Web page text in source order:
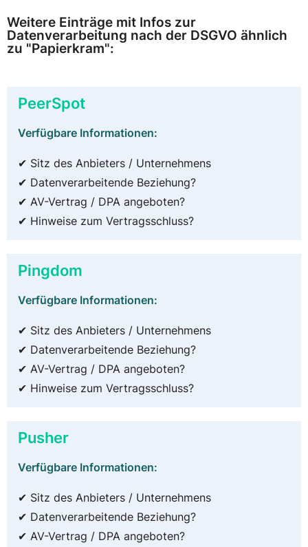
Weitere Einträge mit Infos zur
Datenverarbeitung nach der DSGVO ähnlich
zu "Papierkram":
PeerSpot
Verfügbare Informationen:
✔ Sitz des Anbieters / Unternehmens
✔ Datenverarbeitende Beziehung?
✔ AV-Vertrag / DPA angeboten?
✔ Hinweise zum Vertragsschluss?
Pingdom
Verfügbare Informationen:
✔ Sitz des Anbieters / Unternehmens
✔ Datenverarbeitende Beziehung?
✔ AV-Vertrag / DPA angeboten?
✔ Hinweise zum Vertragsschluss?
Pusher
Verfügbare Informationen:
✔ Sitz des Anbieters / Unternehmens
✔ Datenverarbeitende Beziehung?
✔ AV-Vertrag / DPA angeboten?